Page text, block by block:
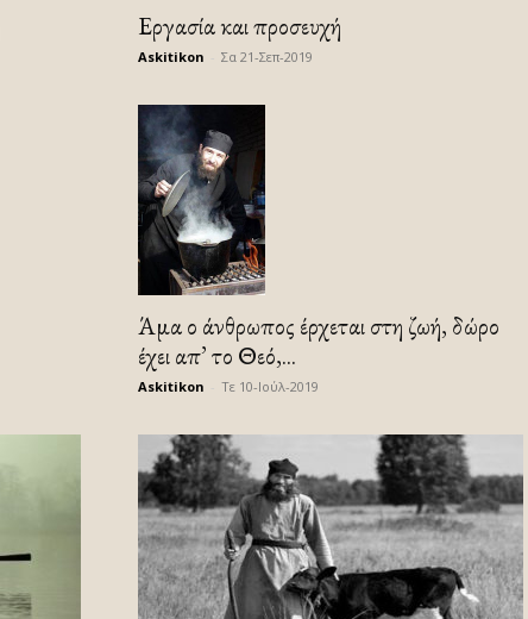
Εργασία και προσευχή
Askitikon Σα 21-Σεπ-2019
Άμα ο άνθρωπος έρχεται στη ζωή, δώρο
έχει απ’ το Θεό,...
Askitikon Τε 10-Ιούλ-2019